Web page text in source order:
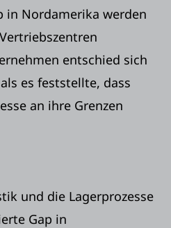
in Nordamerika werden
entschied sich
es feststellte, dass
an ihre Grenzen
und die Lagerprozesse
Gap in